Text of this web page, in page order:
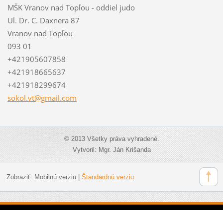
MŠK Vranov nad Topľou - oddiel judo
Ul. Dr. C. Daxnera 87
Vranov nad Topľou
093 01
+421905607858
+421918665637
+421918299674
sokol.vt@gmail.com
© 2013 Všetky práva vyhradené.
Vytvoril: Mgr. Ján Krišanda
Zobraziť: Mobilnú verziu| Štandardnú verziu